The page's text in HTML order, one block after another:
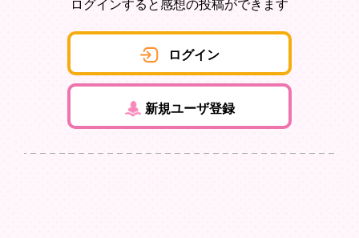
ログインすると感想の投稿ができます
ログイン
新規ユーザ登録